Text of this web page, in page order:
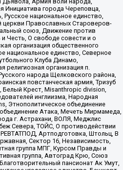
Инициатива города Череповца,
национальное единство,
церкви Православных Староверов-
союз, Движение против
Честь, О свободе совести и о
организация общественного
национальное единство, Северное
Клуба Динамо,
организация п.
народа Щелковского района,
повстанческая армия, Тризуб
Крест, Misanthropic division,
инглиизма, Народная
Этнополитическое объединение
Атака, Мечеть Мирмамеда,
г. Астрахани, ВОЛЯ, Меджлис
Севера, ТОЙС, О противодействии
Артподготовка, Штольц, В
Сектор 16, Независимость,
группа МПГ, Курсом Правды и
группа, Автоград Крю, Союз
пансионат Ак Умут,